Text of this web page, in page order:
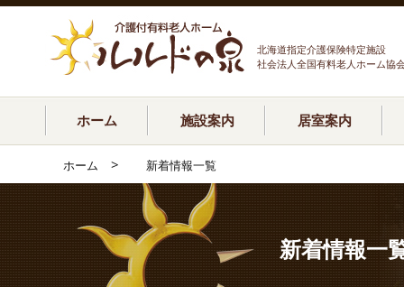
北海道指定介護保険特定施設
社会法人全国有料老人ホーム協
ホーム 施設案内 居室案内
ホーム > 新着情報一覧
新着情報一